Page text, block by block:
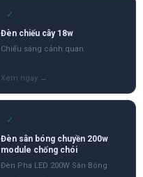
✓
Đèn chiếu cây 18w
Chiếu sáng cảnh quan
✓
Đèn sân bóng chuyền 200w
module chống chói
Đèn Pha LED 200W Sân Bóng